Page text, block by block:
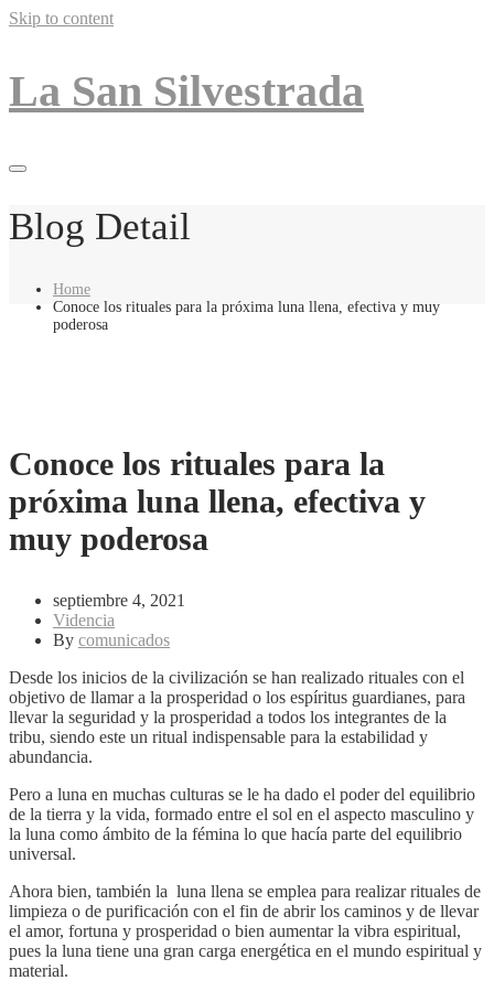
Skip to content
La San Silvestrada
Blog Detail
Home
Conoce los rituales para la próxima luna llena, efectiva y muy
poderosa
Conoce los rituales para la
próxima luna llena, efectiva y
muy poderosa
septiembre 4, 2021
Videncia
By comunicados
Desde los inicios de la civilización se han realizado rituales con el
objetivo de llamar a la prosperidad o los espíritus guardianes, para
llevar la seguridad y la prosperidad a todos los integrantes de la
tribu, siendo este un ritual indispensable para la estabilidad y
abundancia.
Pero a luna en muchas culturas se le ha dado el poder del equilibrio
de la tierra y la vida, formado entre el sol en el aspecto masculino y
la luna como ámbito de la fémina lo que hacía parte del equilibrio
universal.
Ahora bien, también la luna llena se emplea para realizar rituales de
limpieza o de purificación con el fin de abrir los caminos y de llevar
el amor, fortuna y prosperidad o bien aumentar la vibra espiritual,
pues la luna tiene una gran carga energética en el mundo espiritual y
material.